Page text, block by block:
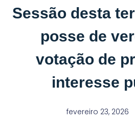
Sessão desta
posse de
votação de
interesse
fevereiro 23, 2026